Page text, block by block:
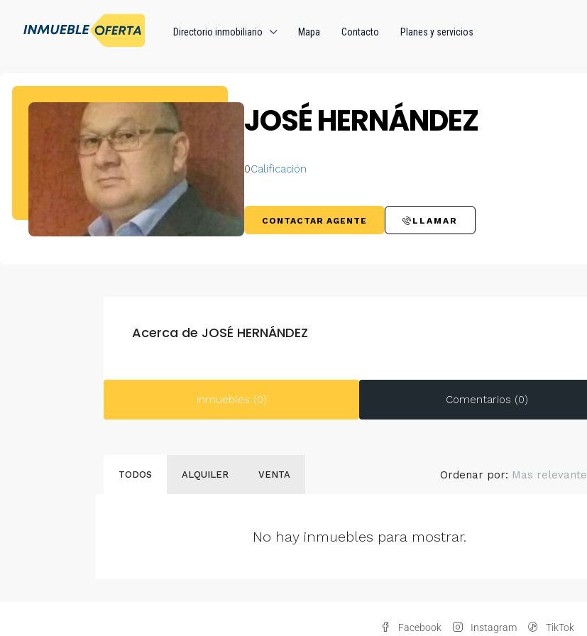
Directorio inmobiliario Mapa Contacto Planes y servicios
JOSÉ HERNÁNDEZ
0Calificación
CONTACTAR AGENTE LLAMAR
Acerca de JOSÉ HERNÁNDEZ
Inmuebles (0) Comentarios (0)
TODOS ALQUILER VENTA Ordenar por: Mas relevante
No hay inmuebles para mostrar.
Facebook Instagram TikTok